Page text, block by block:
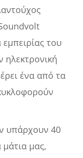
του
ηλεκτρονική
ένα από τα
υπάρχουν 40
μας,